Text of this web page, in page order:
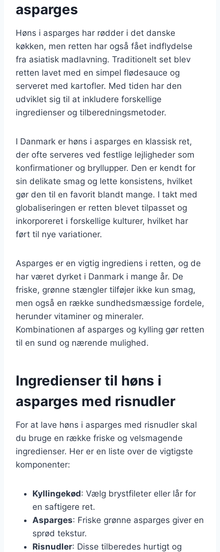
asparges
Høns i asparges har rødder i det danske
køkken, men retten har også fået indflydelse
fra asiatisk madlavning. Traditionelt set blev
retten lavet med en simpel flødesauce og
serveret med kartofler. Med tiden har den
udviklet sig til at inkludere forskellige
ingredienser og tilberedningsmetoder.
I Danmark er høns i asparges en klassisk ret,
der ofte serveres ved festlige lejligheder som
konfirmationer og bryllupper. Den er kendt for
sin delikate smag og lette konsistens, hvilket
gør den til en favorit blandt mange. I takt med
globaliseringen er retten blevet tilpasset og
inkorporeret i forskellige kulturer, hvilket har
ført til nye variationer.
Asparges er en vigtig ingrediens i retten, og de
har været dyrket i Danmark i mange år. De
friske, grønne stængler tilføjer ikke kun smag,
men også en række sundhedsmæssige fordele,
herunder vitaminer og mineraler.
Kombinationen af asparges og kylling gør retten
til en sund og nærende mulighed.
Ingredienser til høns i
asparges med risnudler
For at lave høns i asparges med risnudler skal
du bruge en række friske og velsmagende
ingredienser. Her er en liste over de vigtigste
komponenter:
Kyllingekød: Vælg brystfileter eller lår for
en saftigere ret.
Asparges: Friske grønne asparges giver en
sprød tekstur.
Risnudler: Disse tilberedes hurtigt og